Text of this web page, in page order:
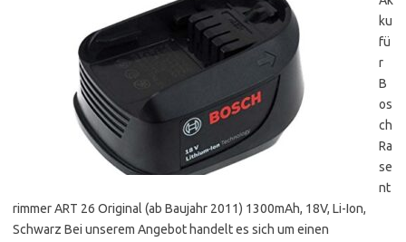
ku
fü
r
B
os
ch
Ra
se
nt
rimmer ART 26 Original (ab Baujahr 2011) 1300mAh, 18V, Li-Ion,
Schwarz Bei unserem Angebot handelt es sich um einen